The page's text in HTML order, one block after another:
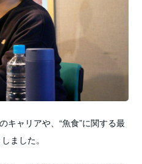
キャリアや、“魚食”に関する最
ました。